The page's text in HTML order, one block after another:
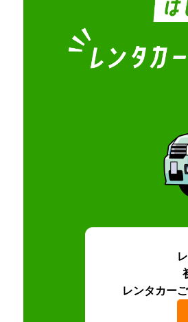
レンタカー